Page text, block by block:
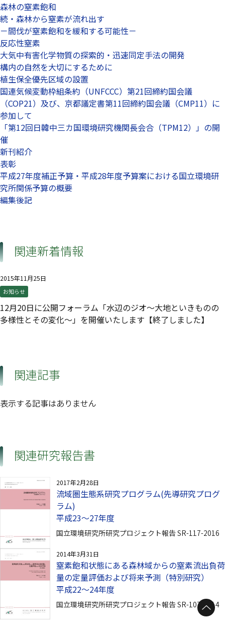
森林の窒素飽和
続・森林から窒素が流れ出す
－間伐が窒素飽和を緩和する可能性－
反応性窒素
大気中有害化学物質の探索的・迅速同定手法の開発
構内の自然を大切にするために
植生保全優先区域の設置
国連気候変動枠組条約（UNFCCC）第21回締約国会議
（COP21）及び、京都議定書第11回締約国会議（CMP11）に
参加して
「第12回日韓中三カ国環境研究機関長会合（TPM12）」の開
催
新刊紹介
表彰
平成27年度補正予算・平成28年度予算案における国立環境研
究所関係予算の概要
編集後記
関連新着情報
2015年11月25日
お知らせ
12月20日に公開フォーラム「水辺のジオ～大地といきものの
多様性とその変化～」を開催いたします【終了しました】
関連記事
表示する記事はありません
関連研究報告書
2017年2月28日
流域圏生態系研究プログラム(先導研究プログ
ラム)
平成23～27年度
国立環境研究所研究プロジェクト報告 SR-117-2016
2014年3月31日
窒素飽和状態にある森林域からの窒素流出負荷
量の定量評価および将来予測（特別研究）
平成22～24年度
国立環境研究所研究プロジェクト報告 SR-107-2014